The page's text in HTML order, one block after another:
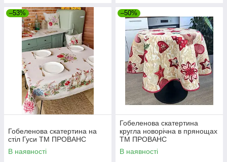
–53%
Гобеленова скатертина на
стіл Гуси ТМ ПРОВАНС
В наявності
–50%
Гобеленова скатертина
кругла новорiчна в прянощах
ТМ ПРОВАНС
В наявності